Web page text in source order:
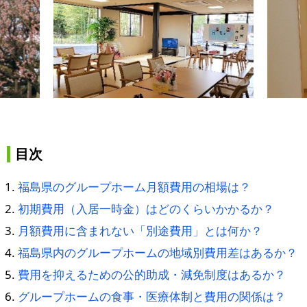
目次
福島県のグループホーム月額費用の相場は？
初期費用（入居一時金）はどのくらいかかるか？
月額費用に含まれない「別途費用」とは何か？
福島県内のグループホームの地域別費用差はあるか？
費用を抑えるための公的助成・減免制度はあるか？
グループホームの食事・医療体制と費用の関係は？